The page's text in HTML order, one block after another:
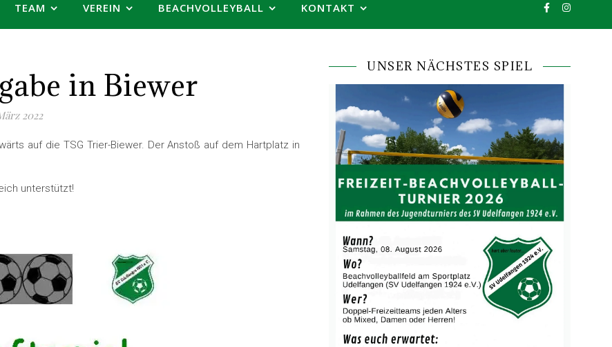
TEAM VEREIN BEACHVOLLEYBALL KONTAKT
in Biewer
2022
auf die TSG Trier-Biewer. Der Anstoß auf dem Hartplatz in
unterstützt!
UNSER NÄCHSTES SPIEL